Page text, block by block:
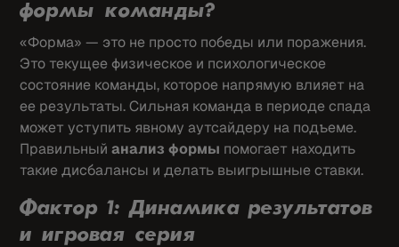
формы команды?
«Форма» — это не просто победы или поражения.
Это текущее физическое и психологическое
состояние команды, которое напрямую влияет на
ее результаты. Сильная команда в периоде спада
может уступить явному аутсайдеру на подъеме.
Правильный анализ формы помогает находить
такие дисбалансы и делать выигрышные ставки.
Фактор 1: Динамика результатов
и игровая серия